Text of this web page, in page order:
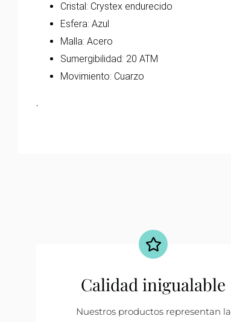
Cristal: Crystex endurecido
Esfera: Azul
Malla: Acero
Sumergibilidad: 20 ATM
Movimiento: Cuarzo
.
Calidad inigualable
Nuestros productos representan la